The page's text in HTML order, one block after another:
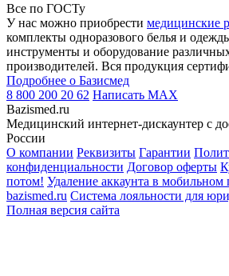
Все по ГОСТу
У нас можно приобрести медицинские
комплекты одноразового белья и
инструменты и оборудование
производителей. Вся продукция
Подробнее о Базисмед
8 800 200 20 62 Написать MAX
Bazismed.ru
Медицинский интернет-дискаунтер с
России
О компании Реквизиты Гарантии
конфиденциальности Договор оферты
потом! Удаление аккаунта в
bazismed.ru Система лояльности для
Полная версия сайта